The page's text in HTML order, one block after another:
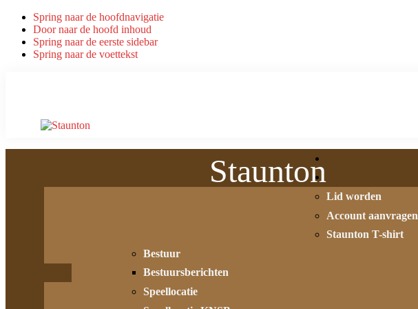
Spring naar de hoofdnavigatie
Door naar de hoofd inhoud
Spring naar de eerste sidebar
Spring naar de voettekst
Staunton
Lid worden
Account aanvragen
Staunton T-shirt
Bestuur
Bestuursberichten
Speellocatie